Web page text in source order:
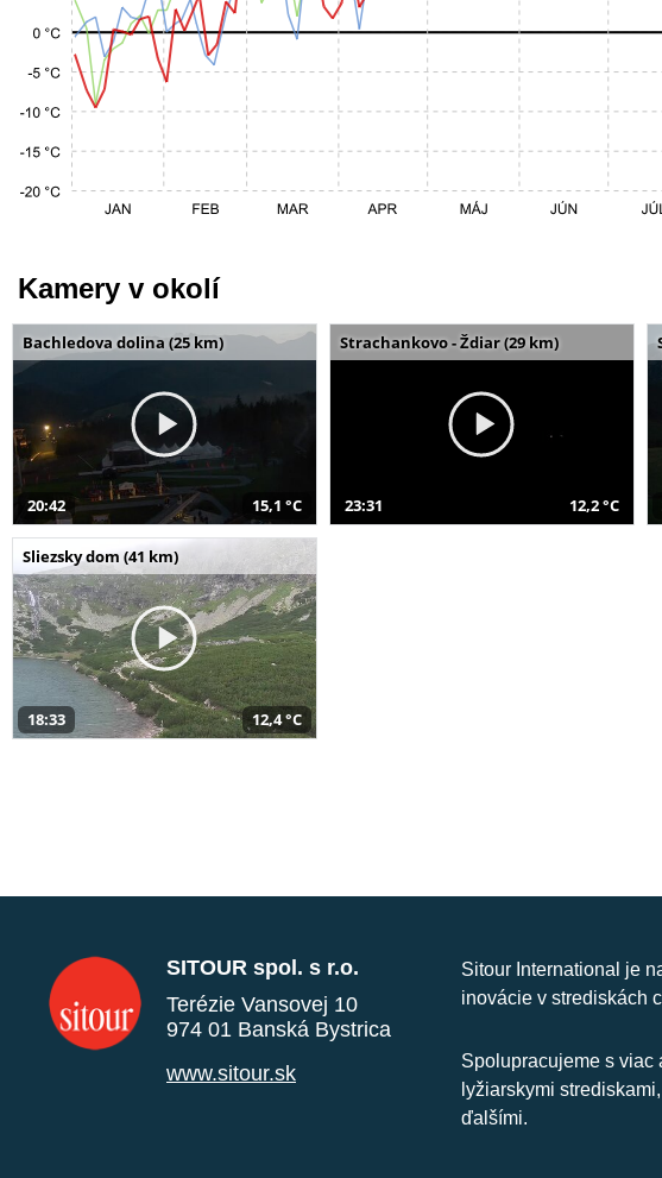
Kamery v okolí
Bachledova dolina (25 km)
20:42 15,1 °C
Strachankovo - Ždiar (29 km)
23:31 12,2 °C
Sliezsky dom (41 km)
18:33 12,4 °C
SITOUR spol. s r.o.
Terézie Vansovej 10
974 01 Banská Bystrica
www.sitour.sk
Sitour International je
inovácie v strediskách
Spolupracujeme s viac
lyžiarskymi
ďalšími.